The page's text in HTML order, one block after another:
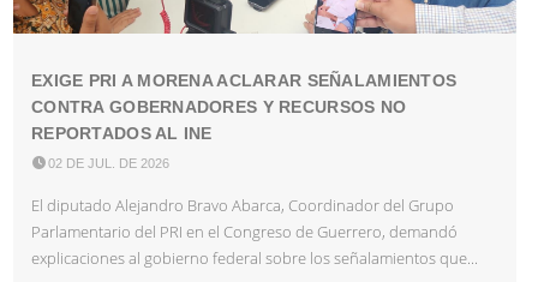
EXIGE PRI A MORENA ACLARAR SEÑALAMIENTOS
CONTRA GOBERNADORES Y RECURSOS NO
REPORTADOS AL INE
02 DE JUL. DE 2026
El diputado Alejandro Bravo Abarca, Coordinador del Grupo
Parlamentario del PRI en el Congreso de Guerrero, demandó
explicaciones al gobierno federal sobre los señalamientos que...